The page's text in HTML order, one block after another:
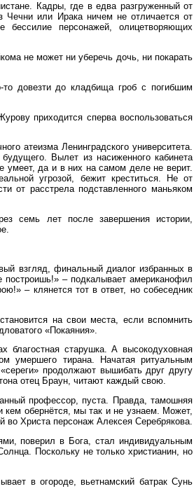
Кадры, где в едва разгруженный от
Чечни или Ирака ничем не отличается от
бессилие персонажей, олицетворяющих
не может ни уберечь дочь, ни покарать
довезти до кладбища гроб с погибшим
приходится сперва воспользоваться
атеизма Ленинградского университета.
Вылет из насиженного кабинета
умеет, да и в них на самом деле не верит.
угрозой, бежит креститься. Не от
от расстрела подставленного маньяком
семь лет после завершения истории,
взгляд, финальный диалог избранных в
– подкалывает американофил
– клянется тот в ответ, но собеседник
на свои места, если вспомнить
«Покаяния».
старушка. А высокодуховная
умершего тирана. Начатая ритуальным
продолжают вышибать друг другу
отец Браун, читают каждый свою.
профессор, пуста. Правда, тамошняя
кем обернётся, мы так и не узнаем. Может,
Христа персонаж Алексея Серебрякова.
поверил в Бога, стал индивидуальным
Поскольку не только христианин, но
в огороде, вьетнамский батрак Сунь